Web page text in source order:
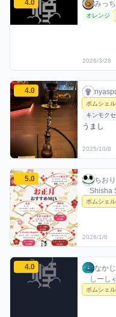
4.0 みっち
みっ
利用フ
オレンジ
評価
2026/3/28
nyaspu（佐藤 あかり）
4.0 nyaspu
利用フ
ボムシェル
キンモクセ
コメン
うまし
評価
2025/10/8
ちおりのボムシェルミッ
5.0 ちおり
ちおり
Shisha
利用フ
ボムシェル
評価
2026/1/6
なかじま@うむむ大井
4.0 なかじ
なか
しーし
利用フ
ボムシェル
評価